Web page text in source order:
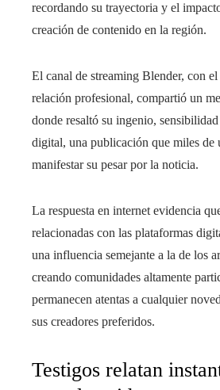
recordando su trayectoria y el
creación de contenido en la región.
El canal de streaming Blender, con
relación profesional, compartió un
donde resaltó su ingenio,
digital, una publicación que miles de
manifestar su pesar por la noticia.
La respuesta en internet evidencia
relacionadas con las plataformas
una influencia semejante a la de los
creando comunidades altamente
permanecen atentas a cualquier
sus creadores preferidos.
Testigos relatan